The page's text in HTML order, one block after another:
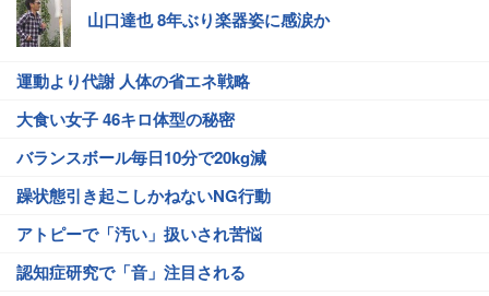
山口達也 8年ぶり楽器姿に感涙か
運動より代謝 人体の省エネ戦略
大食い女子 46キロ体型の秘密
バランスボール毎日10分で20kg減
躁状態引き起こしかねないNG行動
アトピーで「汚い」扱いされ苦悩
認知症研究で「音」注目される